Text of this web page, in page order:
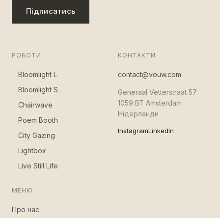
Підписатись
РОБОТИ
Bloomlight L
Bloomlight S
Chairwave
Poem Booth
City Gazing
Lightbox
Live Still Life
МЕНЮ
Про нас
КОНТАКТИ
contact@vouw.com
Generaal Vetterstraat 57
1059 BT Amsterdam
Нідерланди
InstagramLinkedIn